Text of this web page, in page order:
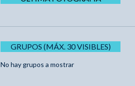
GRUPOS (MÁX. 30 VISIBLES)
No hay grupos a mostrar